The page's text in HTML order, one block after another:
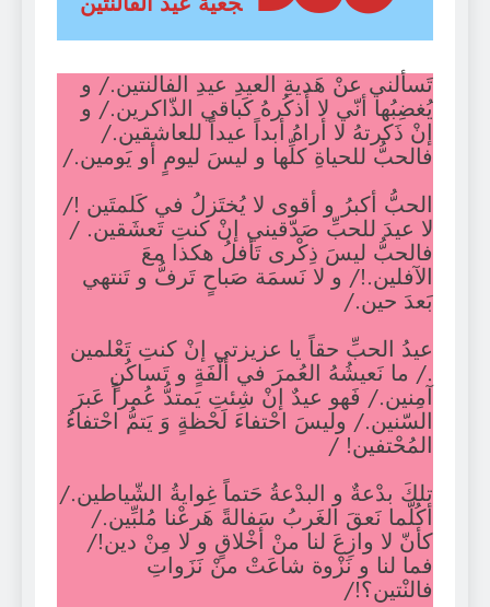
تَسألني عنْ هَديةِ العيدِ عيدِ الفالنتين./ و
يُغضِبُها أنّي لا أَذكُرهُ كَباقي الذّاكرين./ و
إنْ ذَكرتهُ لا أراهُ أبداً عيداً للعاشقين./
فالحبُّ للحياةِ كلِّها و ليسَ ليومٍ أو يَومين./
الحبُّ أكبرُ و أقوى لا يُختَزلُ في كَلمتَين !/
لا عيدَ للحبِّ صَدّقيني إنْ كنتِ تَعشَقين. /
فالحبُّ ليسَ ذِكْرى تَأفلُ هكذا معَ
الآفلين.!/ و لا نَسمَة صَباحٍ تَرفُّ و تَنتهي
بَعدَ حين./
عيدُ الحبِّ حقاً يا عزيزتي إنْ كنتِ تَعْلمين
./ ما نَعيشُهُ العُمرَ في ألْفَةٍ و تَساكُنٍ
آمِنين./ فَهو عيدٌ إنْ شِئتِ يَمتدُّ عُمراً عَبرَ
السّنين./ وليسَ احْتفاءَ لَحْظةٍ وَ يَتمُّ احْتفاءُ
المُحْتفين! /
تلكَ بدْعةٌ و البدْعةُ حَتماً غِوايةُ الشّياطين./
أكُلّما نَعقَ الغَربُ سَفالةً هَرعْنا مُلبِّين./
كأنّ لا وازِعَ لنا منْ أخْلاقٍ و لا مِنْ دين!/
فما لنا و نَزْوة شاعَتْ منْ نَزَواتِ
فالنْتين؟!/